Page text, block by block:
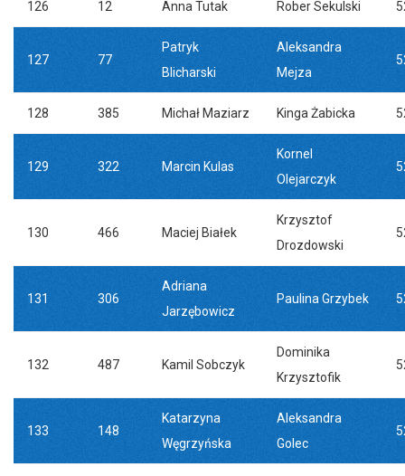
126 12 Anna Tutak Rober Sekulski
127 77
Patryk
Blicharski
Aleksandra
Mejza
128 385 Michał Maziarz Kinga Żabicka
129 322 Marcin Kulas
Kornel
Olejarczyk
130 466 Maciej Białek
Krzysztof
Drozdowski
131 306
Adriana
Jarzębowicz
Paulina Grzybek
132 487 Kamil Sobczyk
Dominika
Krzysztofik
133 148
Katarzyna
Węgrzyńska
Aleksandra
Golec